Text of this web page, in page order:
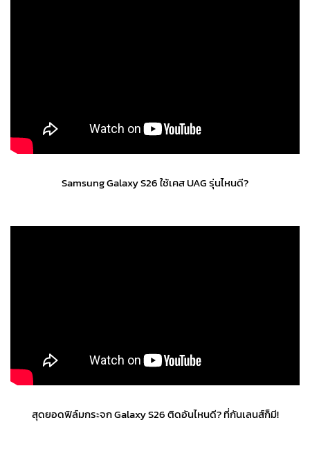
Samsung Galaxy S26 ใช้เคส UAG รุ่นไหนดี?
สุดยอดฟิล์มกระจก Galaxy S26 ติดอันไหนดี? ที่กันเลนส์ก็มี!